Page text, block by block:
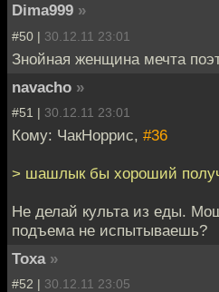
Dima999 »
#50 | 30.12.11 23:01
Знойная женщина мечта
navacho »
#51 | 30.12.11 23:01
Кому: ЧакНоррис, #36
> шашлык бы хороший
Не делай культа из еды.
подъема не испытываешь?
Toxa »
#52 | 30.12.11 23:05